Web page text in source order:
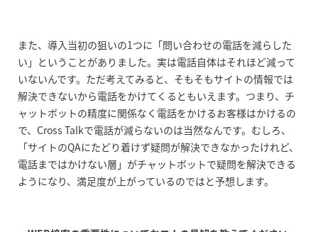
また、導入当初の狙いの1つに「問い合わせの電話を減らした
い」ということがありました。実は電話自体はそれほど減って
いないんです。ただ考えてみると、そもそもサイトの情報では
解決できないから電話をかけてくるともいえます。つまり、チ
ャットボットの精度に関係なく電話をかけるお客様はかけるの
で、Cross Talkで電話が減らないのは当然なんです。むしろ、
「サイトのQAにたどり着けず疑問が解決できなかったけれど、
電話まではかけない層」がチャットボットで疑問を解決できる
ようになり、満足度が上がっているのではと予想します。